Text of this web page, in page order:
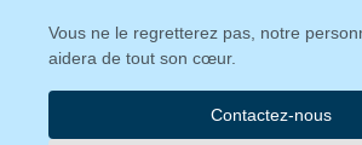
Vous ne le regretterez pas, notre
aidera de tout son cœur.
Contactez-nous